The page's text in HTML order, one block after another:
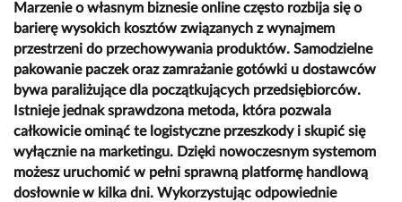
Marzenie o własnym biznesie online często rozbija się o
barierę wysokich kosztów związanych z wynajmem
przestrzeni do przechowywania produktów. Samodzielne
pakowanie paczek oraz zamrażanie gotówki u dostawców
bywa paraliżujące dla początkujących przedsiębiorców.
Istnieje jednak sprawdzona metoda, która pozwala
całkowicie ominąć te logistyczne przeszkody i skupić się
wyłącznie na marketingu. Dzięki nowoczesnym systemom
możesz uruchomić w pełni sprawną platformę handlową
dosłownie w kilka dni. Wykorzystując odpowiednie